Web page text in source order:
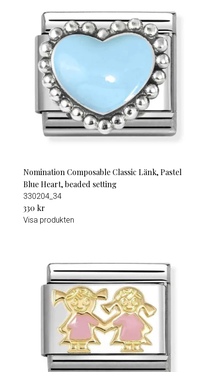
Nomination Composable Classic Länk, Pastel
Blue Heart, beaded setting
330204_34
330 kr
Visa produkten